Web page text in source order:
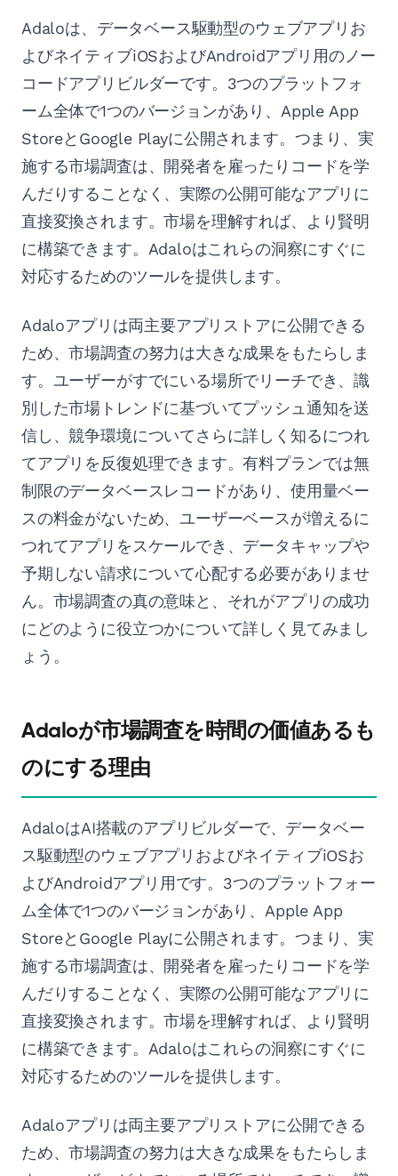
Adaloは、データベース駆動型のウェブアプリお
よびネイティブiOSおよびAndroidアプリ用のノー
コードアプリビルダーです。3つのプラットフォ
ーム全体で1つのバージョンがあり、Apple App
StoreとGoogle Playに公開されます。つまり、実
施する市場調査は、開発者を雇ったりコードを学
んだりすることなく、実際の公開可能なアプリに
直接変換されます。市場を理解すれば、より賢明
に構築できます。Adaloはこれらの洞察にすぐに
対応するためのツールを提供します。
Adaloアプリは両主要アプリストアに公開できる
ため、市場調査の努力は大きな成果をもたらしま
す。ユーザーがすでにいる場所でリーチでき、識
別した市場トレンドに基づいてプッシュ通知を送
信し、競争環境についてさらに詳しく知るにつれ
てアプリを反復処理できます。有料プランでは無
制限のデータベースレコードがあり、使用量ベー
スの料金がないため、ユーザーベースが増えるに
つれてアプリをスケールでき、データキャップや
予期しない請求について心配する必要がありませ
ん。市場調査の真の意味と、それがアプリの成功
にどのように役立つかについて詳しく見てみまし
ょう。
Adaloが市場調査を時間の価値あるも
のにする理由
AdaloはAI搭載のアプリビルダーで、データベー
ス駆動型のウェブアプリおよびネイティブiOSお
よびAndroidアプリ用です。3つのプラットフォー
ム全体で1つのバージョンがあり、Apple App
StoreとGoogle Playに公開されます。つまり、実
施する市場調査は、開発者を雇ったりコードを学
んだりすることなく、実際の公開可能なアプリに
直接変換されます。市場を理解すれば、より賢明
に構築できます。Adaloはこれらの洞察にすぐに
対応するためのツールを提供します。
Adaloアプリは両主要アプリストアに公開できる
ため、市場調査の努力は大きな成果をもたらしま